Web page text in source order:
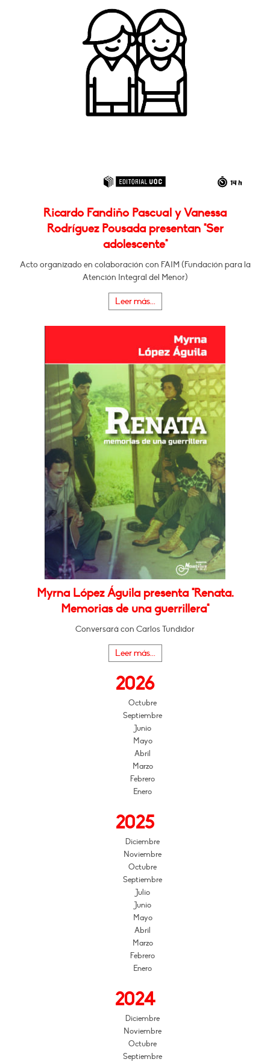
Ricardo Fandiño Pascual y Vanessa
Rodríguez Pousada presentan "Ser
adolescente"
Acto organizado en colaboración con FAIM (Fundación para la
Atención Integral del Menor)
Leer más...
Myrna López Águila presenta "Renata.
Memorias de una guerrillera"
Conversará con Carlos Tundidor
Leer más...
2026
Octubre
Septiembre
Junio
Mayo
Abril
Marzo
Febrero
Enero
2025
Diciembre
Noviembre
Octubre
Septiembre
Julio
Junio
Mayo
Abril
Marzo
Febrero
Enero
2024
Diciembre
Noviembre
Octubre
Septiembre